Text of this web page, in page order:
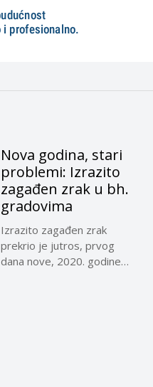
Nova godina, stari
problemi: Izrazito
zagađen zrak u bh.
gradovima
Izrazito zagađen zrak
prekrio je jutros, prvog
dana nove, 2020. godine